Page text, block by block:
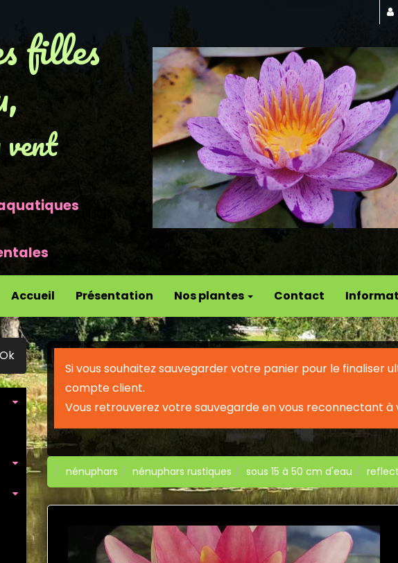
filles Previous
Accueil Présentation Nos plantes Contact
Si vous souhaitez sauvegarder votre panier pour le
compte client.
Vous retrouverez votre sauvegarde en vous reconnectant
nénuphars nénuphars rustiques sous 15 à 50 cm d'eau
Ok